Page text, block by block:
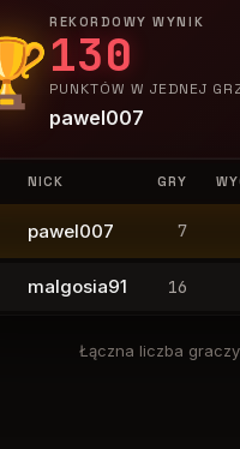
REKORDOWY WYNIK
130
PUNKTÓW W JEDNEJ
pawel007
NICK GRY
pawel007 7
malgosia91 16
Łączna liczba